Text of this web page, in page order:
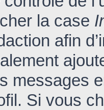
la case
afin
messages
Si vous